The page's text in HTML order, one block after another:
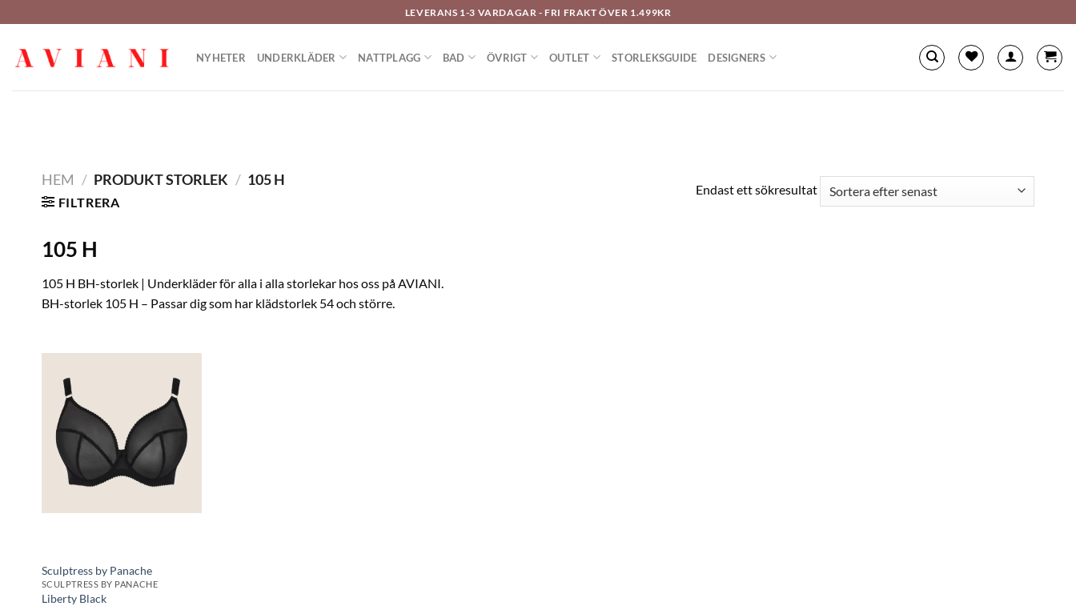
till
innehåll
LEVERANS 1-3 VARDAGAR - FRI FRAKT ÖVER 1.499KR
NYHETER UNDERKLÄDER NATTPLAGG BAD ÖVRIGT OUTLET STORLEKSGUIDE DESIGNERS
HEM / PRODUKT STORLEK / 105 H
FILTRERA
Endast ett sökresultat
105 H
105 H BH-storlek | Underkläder för alla i alla storlekar hos oss på AVIANI.
BH-storlek 105 H – Passar dig som har klädstorlek 54 och större.
Sculptress by Panache
SCULPTRESS BY PANACHE
Liberty Black